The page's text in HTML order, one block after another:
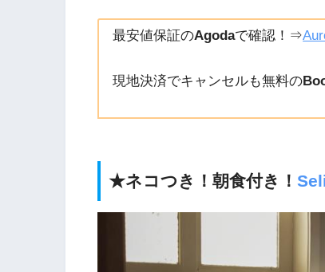
最安値保証のAgodaで確認！⇒
現地決済でキャンセルも無料の
★ネコつき！朝食付き！